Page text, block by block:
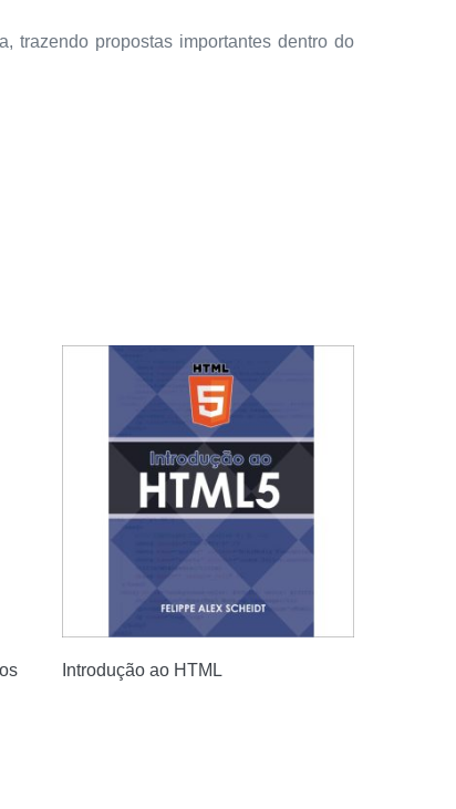
trazendo propostas importantes dentro do
Introdução ao HTML